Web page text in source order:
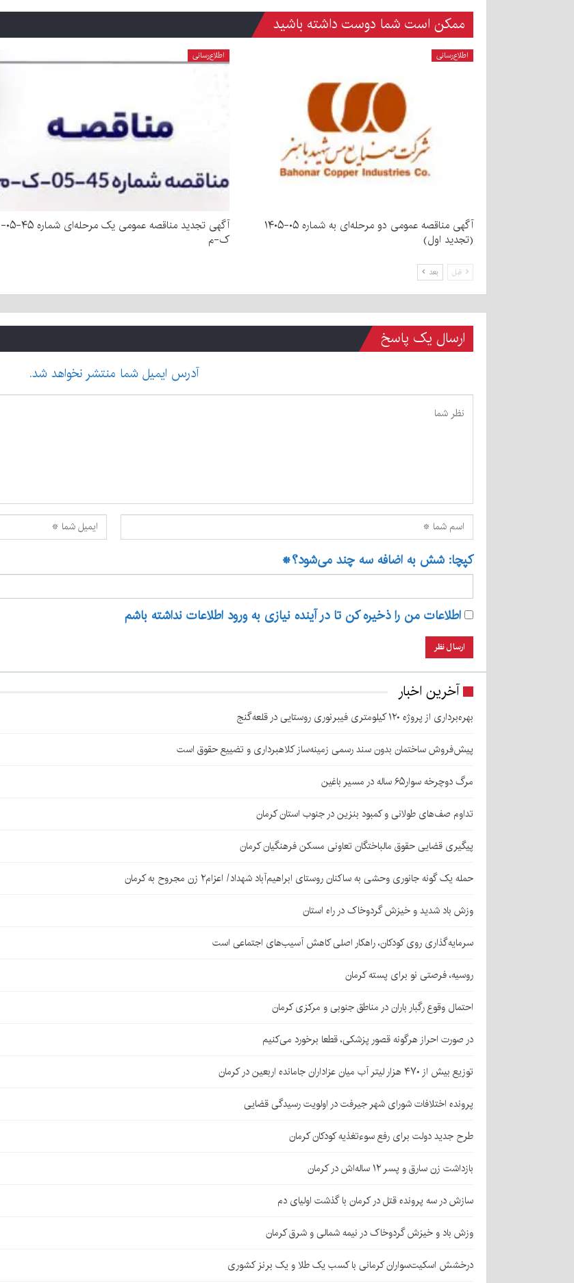
ممکن است شما دوست داشته باشید
اطلاع‌رسانی
آگهی مناقصه عمومی دو مرحله‌ای به شماره ۰۵-۱۴۰۵
(تجدید اول)
اطلاع‌رسانی
آگهی تجدید مناقصه عمومی یک مرحله‌ای شماره ۴۵-۰۵-
ک-م
قبل بعد
ارسال یک پاسخ
آدرس ایمیل شما منتشر نخواهد شد.
کپچا: شش به اضافه سه چند می‌شود؟*
اطلاعات من را ذخیره کن تا در آینده نیازی به ورود اطلاعات نداشته باشم
آخرین اخبار
بهره‌برداری از پروژه ۱۲۰ کیلومتری فیبرنوری روستایی در قلعه‌گنج
پیش‌فروش ساختمان بدون سند رسمی زمینه‌ساز کلاهبرداری و تضییع حقوق است
مرگ دوچرخه سوار۶۵ ساله در مسیر باغین
تداوم صف‌های طولانی و کمبود بنزین در جنوب استان کرمان
پیگیری قضایی حقوق مالباختگان تعاونی مسکن فرهنگیان کرمان
حمله یک گونه جانوری وحشی به ساکنان روستای ابراهیم‌آباد شهداد/ اعزام۲ زن مجروح به کرمان
وزش باد شدید و خیزش گردوخاک در راه استان
سرمایه‌گذاری روی کودکان، راهکار اصلی کاهش آسیب‌های اجتماعی است
روسیه، فرصتی نو برای پسته کرمان
احتمال وقوع رگبار باران در مناطق جنوبی و مرکزی کرمان
در صورت احراز هرگونه قصور پزشکی، قطعا برخورد می‌کنیم
توزیع بیش از ۴۷۰ هزار لیتر آب میان عزاداران جامانده اربعین در کرمان
پرونده اختلافات شورای شهر جیرفت در اولویت رسیدگی قضایی
طرح جدید دولت برای رفع سوءتغذیه کودکان کرمان
بازداشت زن سارق و پسر ۱۲ ساله‌اش در کرمان
سازش در سه پرونده قتل در کرمان با گذشت اولیای دم
وزش باد و خیزش گردوخاک در نیمه شمالی و شرق کرمان
درخشش اسکیت‌سواران کرمانی با کسب یک طلا و یک برنز کشوری